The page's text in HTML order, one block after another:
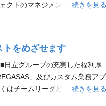
スキルがあること。 ⑤簿記3級
システム開発・運用保守ま
クトのマネジメント業務を担っ
品質管理・コスト管理。 ■顧
を図るなど 必要な能力・経験
る評価になります。本当の意味
サルティング業務にも携わっ
続きを見る
トをめざせます
日立グループの充実した福利厚
」及びカスタム業務アプ
はチームリーダとして参画頂き
もしくは各種エキスパートとし
続きを見る